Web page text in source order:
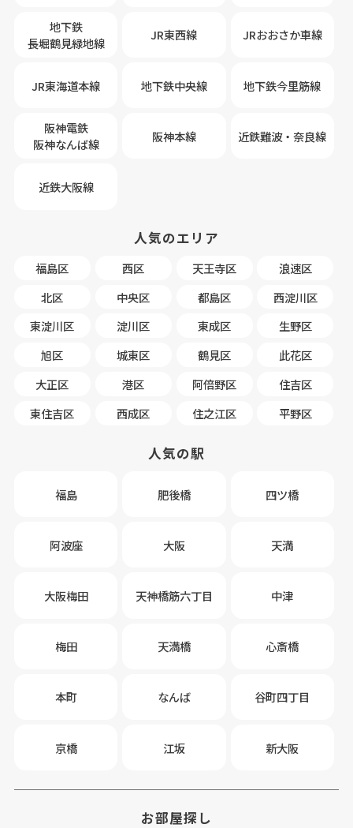
地下鉄
長堀鶴見緑地線
JR東西線 JRおおさか車線
JR東海道本線 地下鉄中央線 地下鉄今里筋線
阪神電鉄
阪神なんば線
阪神本線 近鉄難波・奈良線
近鉄大阪線
人気のエリア
福島区 西区 天王寺区
浪速区
北区
中央区 都島区
西淀川区
東淀川区
淀川区 東成区
生野区
旭区
城東区 鶴見区
此花区
大正区
港区 阿倍野区
住吉区
東住吉区
西成区 住之江区 平野区
人気の駅
福島 肥後橋 四ツ橋
阿波座 大阪 天満
大阪梅田 天神橋筋六丁目 中津
梅田 天満橋 心斎橋
本町 なんば 谷町四丁目
京橋 江坂 新大阪
お部屋探し